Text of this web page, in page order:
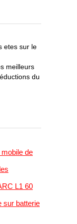
etes sur le
meilleurs
du
de
L1 60
sur batterie